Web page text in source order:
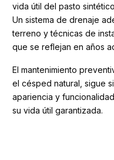
vida útil del pasto
Un sistema de drenaje
terreno y técnicas de
que se reflejan en años
El mantenimiento
el césped natural, sigue
apariencia y
su vida útil garantizada.